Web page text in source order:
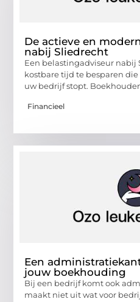
De actieve en
nabij Sliedrecht
Een belastingadviseur nabij
kostbare tijd te besparen
uw bedrijf stopt.
Financieel
Een
jouw boekhouding
Bij een bedrijf komt ook
maakt niet uit wat voor